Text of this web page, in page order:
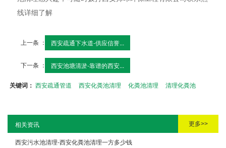
线详细了解
上一条 ： 西安疏通下水道-供应信誉...
下一条 ： 西安池塘清淤-靠谱的西安...
关键词：西安疏通管道 西安化粪池清理 化粪池清理 清理化粪池
相关资讯 更多>>
西安污水池清理-西安化粪池清理一方多少钱